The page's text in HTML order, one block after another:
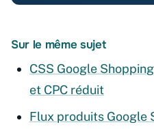
Sur le même sujet
CSS Google
et CPC réduit
Flux produits Google